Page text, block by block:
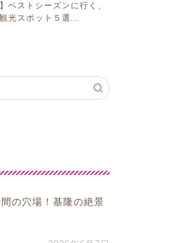
ベストシーズンに行く、
光スポット５選...
の穴場！基隆の絶景